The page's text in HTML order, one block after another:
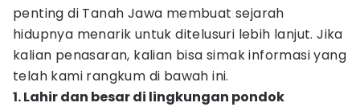
penting di Tanah Jawa membuat sejarah
hidupnya menarik untuk ditelusuri lebih lanjut. Jika
kalian penasaran, kalian bisa simak informasi yang
telah kami rangkum di bawah ini.
1. Lahir dan besar di lingkungan pondok